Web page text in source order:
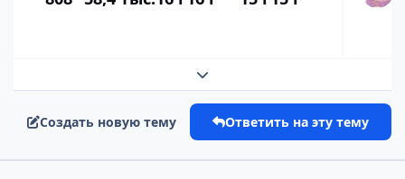
Развернуть обзор темы
Создать новую тему Ответить на эту тему